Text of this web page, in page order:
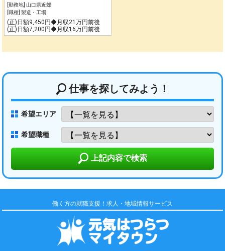
[勤務地] 山口県近郊
[職種] 製造・工場
(正)日額9,450円◆月収21万円前後
(正)日額7,200円◆月収16万円前後
仕事を探してみよう！
希望エリア
希望職種
上記内容で検索
働く方の就職支援！求人・地域情報サービス